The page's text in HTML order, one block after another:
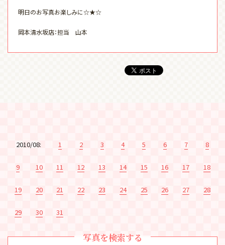
明日のお写真お楽しみに☆★☆
岡本清水坂店：担当 山本
2010/08: 1 2 3 4 5 6 7 8
9 10 11 12 13 14 15 16 17 18
19 20 21 22 23 24 25 26 27 28
29 30 31
写真を検索する